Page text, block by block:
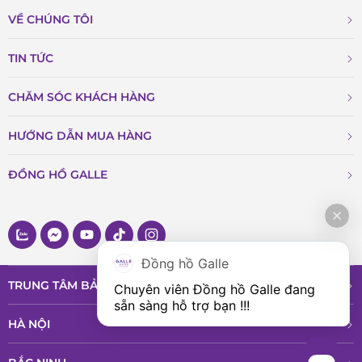
VỀ CHÚNG TÔI
TIN TỨC
CHĂM SÓC KHÁCH HÀNG
HƯỚNG DẪN MUA HÀNG
ĐỒNG HỒ GALLE
TRUNG TÂM BẢO HÀNH VÀ DỊCH VỤ
HÀ NỘI
Đồng hồ Galle
Chuyên viên Đồng hồ Galle đang
sẵn sàng hỗ trợ bạn !!!